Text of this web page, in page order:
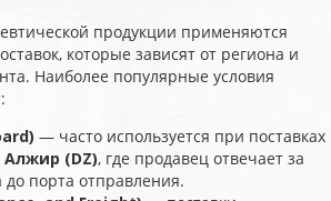
продукции применяются
которые зависят от региона и
Наиболее популярные условия
— часто используется при поставках
Алжир (DZ) , где продавец отвечает за
до порта отправления.